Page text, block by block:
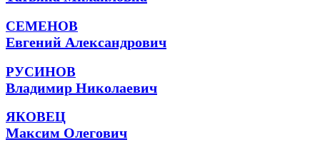
СЕМЕНОВ
Евгений Александрович
РУСИНОВ
Владимир Николаевич
ЯКОВЕЦ
Максим Олегович